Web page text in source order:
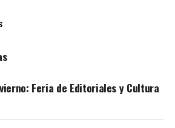
Feria de Editoriales y Cultura